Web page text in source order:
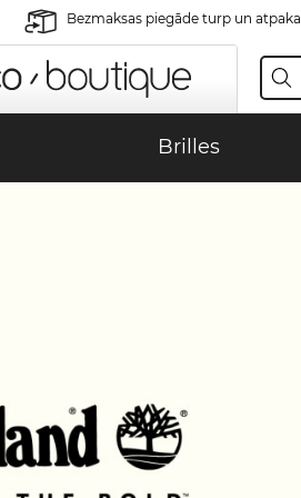
Bezmaksas piegāde turp un atpakaļ
Brilles